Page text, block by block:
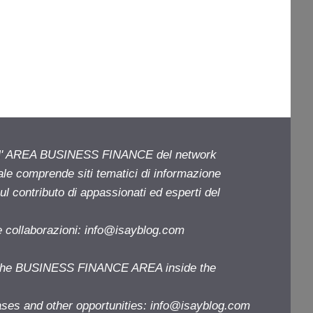
BUSINESS FINANCE del network
comprende siti tematici di informazione
contributo di appassionati ed esperti del
collaborazioni: info@isayblog.com
BUSINESS FINANCE AREA inside the
and other opportunities: info@isayblog.com